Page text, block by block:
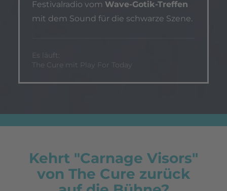
Festivalradio vom Wave-Gotik-Treffen
mit dem Sound für die schwarze Szene.
Es läuft:
The Cure mit Play For Today
Kehrt "Carnage Visors"
von The Cure zurück